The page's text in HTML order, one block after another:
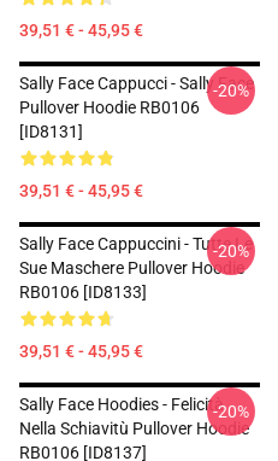
39,51 € - 45,95 €
Sally Face Cappucci - Sally Face
Pullover Hoodie RB0106
[ID8131]
39,51 € - 45,95 €
-20%
Sally Face Cappuccini - Tutte Le
Sue Maschere Pullover Hoodie
RB0106 [ID8133]
39,51 € - 45,95 €
-20%
Sally Face Hoodies - Felicità
Nella Schiavitù Pullover Hoodie
RB0106 [ID8137]
-20%